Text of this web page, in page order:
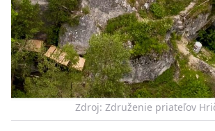
Zdroj: Združenie priateľov